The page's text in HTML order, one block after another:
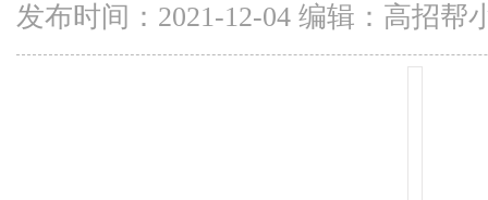
发布时间：2021-12-04 编辑：高招帮